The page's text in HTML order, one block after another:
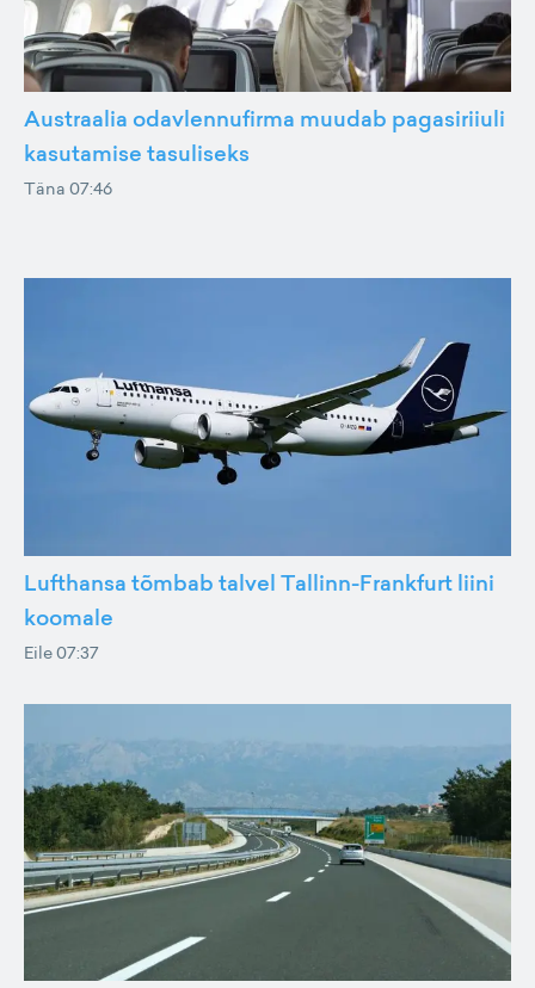
Austraalia odavlennufirma muudab pagasiriiuli
kasutamise tasuliseks
Täna 07:46
Lufthansa tõmbab talvel Tallinn-Frankfurt liini
koomale
Eile 07:37